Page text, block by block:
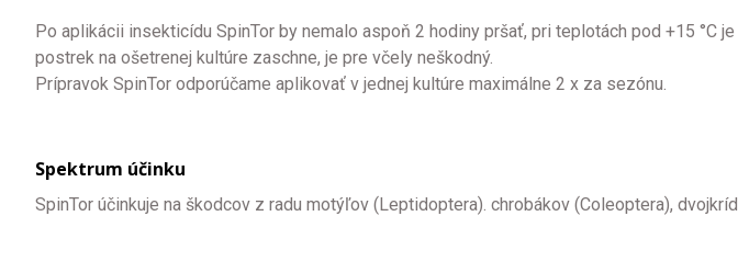
Po aplikácii insekticídu SpinTor by nemalo aspoň 2 hodiny pršať, pri teplotách pod +15 °C
postrek na ošetrenej kultúre zaschne, je pre včely neškodný.
Prípravok SpinTor odporúčame aplikovať v jednej kultúre maximálne 2 x za sezónu.
Spektrum účinku
SpinTor účinkuje na škodcov z radu motýľov (Leptidoptera). chrobákov (Coleoptera),